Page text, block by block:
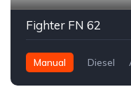
Fighter FN 62
Manual Diesel